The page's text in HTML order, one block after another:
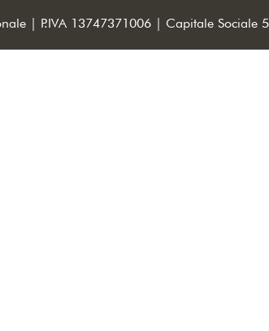
| P.IVA 13747371006 | Capitale